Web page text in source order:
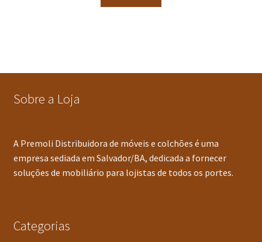
Sobre a Loja
A Premoli Distribuidora de móveis e colchões é uma
empresa sediada em Salvador/BA, dedicada a fornecer
soluções de mobiliário para lojistas de todos os portes.
Categorias